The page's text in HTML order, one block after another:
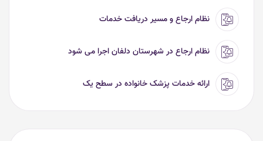
نظام ارجاع و مسیر دریافت خدمات
نظام ارجاع در شهرستان دلفان اجرا می شود
ارائه خدمات پزشک خانواده در سطح یک